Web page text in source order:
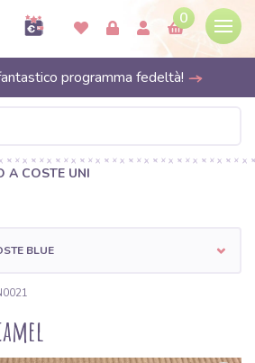
0
programma fedeltà!
A COSTE UNI
BLUE